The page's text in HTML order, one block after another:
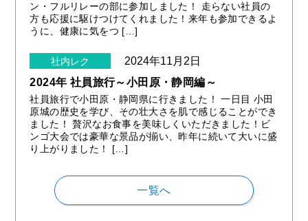
ン・フルリレーの部に参加しました！ 走らない社員の
方も応援に駆けつけてくれました！来年も参加できるよ
うに、健康に気をつ […]
社内レク
2024年11月2日
2024年 社員旅行～小田原・静岡編～
社員旅行で小田原・静岡県に行きました！ 一日目 小田
原城の歴史を学び、その壮大さを肌で感じることができ
ました！ 贅沢なお食事を美味しくいただきました！ビ
ンゴ大会では豪華な景品が揃い、昨年に続いて大いに盛
り上がりました！ […]
一覧へ